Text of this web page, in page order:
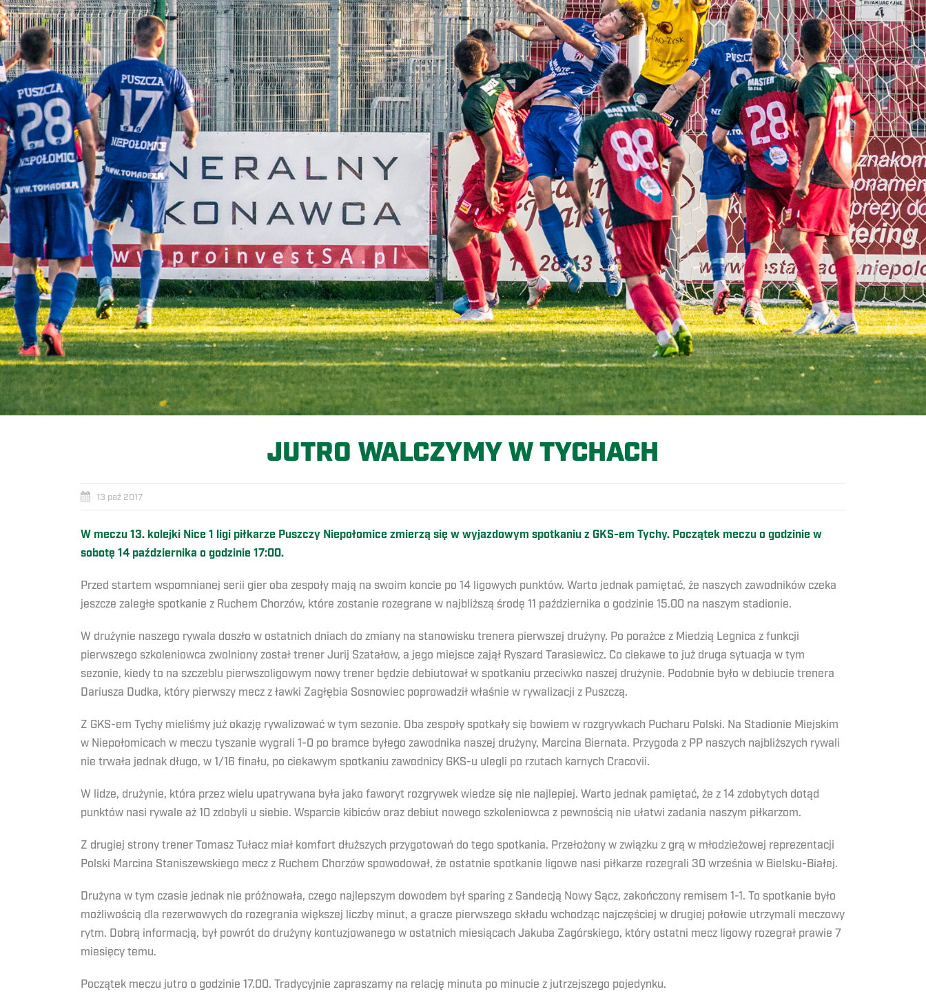
JUTRO WALCZYMY W TYCHACH
13 paź 2017
W meczu 13. kolejki Nice 1 ligi piłkarze Puszczy Niepołomice zmierzą się w wyjazdowym spotkaniu z GKS-em Tychy. Początek meczu o godzinie w
sobotę 14 października o godzinie 17:00.
Przed startem wspomnianej serii gier oba zespoły mają na swoim koncie po 14 ligowych punktów. Warto jednak pamiętać, że naszych zawodników czeka
jeszcze zaległe spotkanie z Ruchem Chorzów, które zostanie rozegrane w najbliższą środę 11 października o godzinie 15.00 na naszym stadionie.
W drużynie naszego rywala doszło w ostatnich dniach do zmiany na stanowisku trenera pierwszej drużyny. Po porażce z Miedzią Legnica z funkcji
pierwszego szkoleniowca zwolniony został trener Jurij Szatałow, a jego miejsce zajął Ryszard Tarasiewicz. Co ciekawe to już druga sytuacja w tym
sezonie, kiedy to na szczeblu pierwszoligowym nowy trener będzie debiutował w spotkaniu przeciwko naszej drużynie. Podobnie było w debiucie trenera
Dariusza Dudka, który pierwszy mecz z ławki Zagłębia Sosnowiec poprowadził właśnie w rywalizacji z Puszczą.
Z GKS-em Tychy mieliśmy już okazję rywalizować w tym sezonie. Oba zespoły spotkały się bowiem w rozgrywkach Pucharu Polski. Na Stadionie Miejskim
w Niepołomicach w meczu tyszanie wygrali 1-0 po bramce byłego zawodnika naszej drużyny, Marcina Biernata. Przygoda z PP naszych najbliższych rywali
nie trwała jednak długo, w 1/16 finału, po ciekawym spotkaniu zawodnicy GKS-u ulegli po rzutach karnych Cracovii.
W lidze, drużynie, która przez wielu upatrywana była jako faworyt rozgrywek wiedze się nie najlepiej. Warto jednak pamiętać, że z 14 zdobytych dotąd
punktów nasi rywale aż 10 zdobyli u siebie. Wsparcie kibiców oraz debiut nowego szkoleniowca z pewnością nie ułatwi zadania naszym piłkarzom.
Z drugiej strony trener Tomasz Tułacz miał komfort dłuższych przygotowań do tego spotkania. Przełożony w związku z grą w młodzieżowej reprezentacji
Polski Marcina Staniszewskiego mecz z Ruchem Chorzów spowodował, że ostatnie spotkanie ligowe nasi piłkarze rozegrali 30 września w Bielsku-Białej.
Drużyna w tym czasie jednak nie próżnowała, czego najlepszym dowodem był sparing z Sandecją Nowy Sącz, zakończony remisem 1-1. To spotkanie było
możliwością dla rezerwowych do rozegrania większej liczby minut, a gracze pierwszego składu wchodząc najczęściej w drugiej połowie utrzymali meczowy
rytm. Dobrą informacją, był powrót do drużyny kontuzjowanego w ostatnich miesiącach Jakuba Zagórskiego, który ostatni mecz ligowy rozegrał prawie 7
miesięcy temu.
Początek meczu jutro o godzinie 17.00. Tradycyjnie zapraszamy na relację minuta po minucie z jutrzejszego pojedynku.